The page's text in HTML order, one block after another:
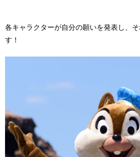
各キャラクターが自分の願いを発表し、
す！